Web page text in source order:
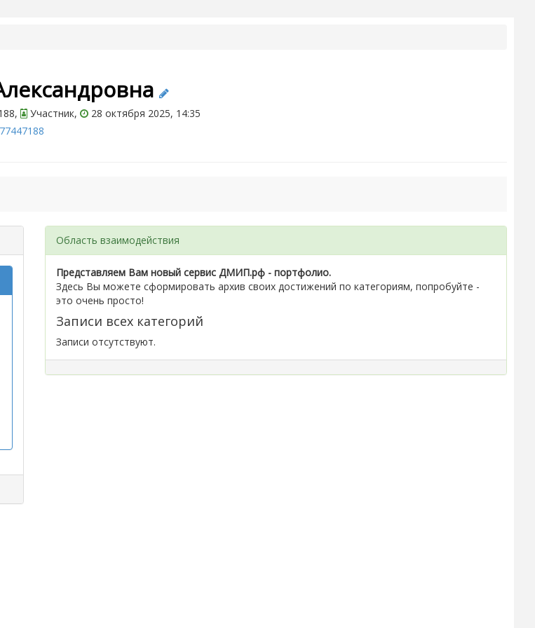
Участник,
28 октября 2025, 14:35
Область взаимодействия
Представляем Вам новый сервис ДМИП.рф - портфолио.
Здесь Вы можете сформировать архив своих достижений по категориям, попробуйте -
это очень просто!
Записи всех категорий
Записи отсутствуют.